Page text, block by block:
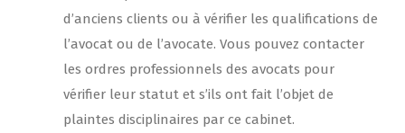
d’anciens clients ou à vérifier les qualifications de
l’avocat ou de l’avocate. Vous pouvez contacter
les ordres professionnels des avocats pour
vérifier leur statut et s’ils ont fait l’objet de
plaintes disciplinaires par ce cabinet.